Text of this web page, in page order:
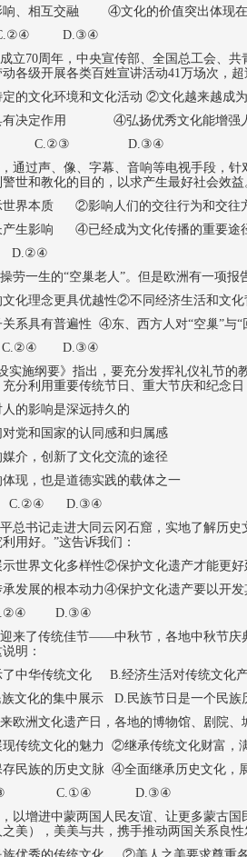
响、相互交融 ④文化的价值突出体现在
D.③④
立70周年，中央宣传部、全国总工会、
各级开展各类百姓宣讲活动41万场次，
的文化环境和文化活动 ②文化越来越成
有决定作用 ④弘扬优秀文化能增强
C.②③ D.③④
通过声、像、字幕、音响等电视手段，
世和教化的目的，以求产生最好社会效
世界本质 ②影响人们的交往行为和交往
产生影响 ④已经成为文化传播的重要途
D.②④
劳一生的“空巢老人”。但是欧洲有一项
化理念更具优越性②不同经济生活和文化
系具有普遍性 ④东、西方人对“空巢”与“
D.③④
实施纲要》指出，要充分发挥礼仪礼节
分利用重要传统节日、重大节庆和纪念
的影响是深远持久的
党和国家的认同感和归属感
介，创新了文化交流的途径
现，也是道德实践的载体之一
D.③④
总书记走进大同云冈石窟，实地了解历
用好。”这告诉我们：
世界文化多样性②保护文化遗产才能更好
发展的根本动力④保护文化遗产要以开发
D.③④
迎来了传统佳节——中秋节，各地中秋节
明：
了中华传统文化 B.经济生活对传统文化
文化的集中展示 D.民族节日是一个民族
来欧洲文化遗产日，各地的博物馆、剧院
传统文化的魅力 ②继承传统文化财富，
民族的历史文脉 ④全面继承历史文化，
C.①④ D.③④
以增进中蒙两国人民友谊、让更多蒙古
美），美美与共，携手推动两国关系良